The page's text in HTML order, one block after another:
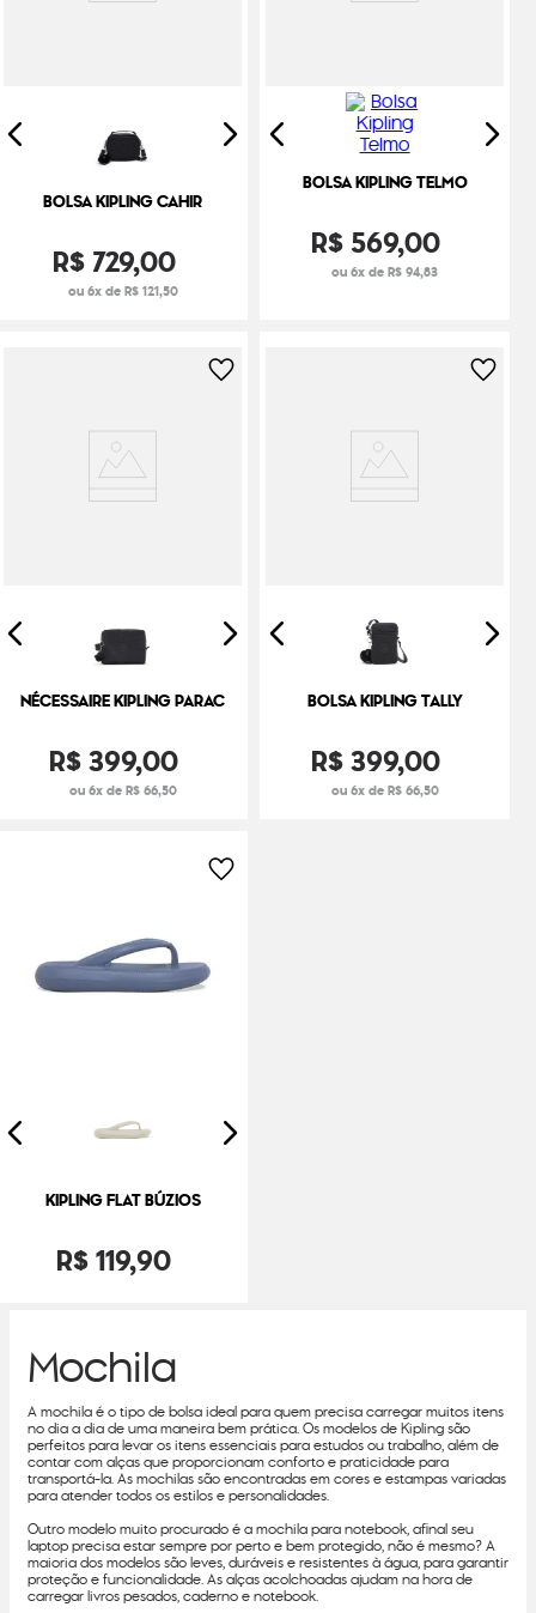
BOLSA KIPLING CAHIR
R$ 729,00
ou 6x de R$ 121,50
BOLSA KIPLING TELMO
R$569,00
ou 6x de R$ 94,83
NÉCESSAIRE KIPLING PARAC
R$399,00
ou 6x de R$ 66,50
BOLSA KIPLING TALLY
R$399,00
ou 6x de R$ 66,50
KIPLING FLAT BÚZIOS
R$119,90
Mochila
A mochila é o tipo de bolsa ideal para quem precisa carregar muitos itens
no dia a dia de uma maneira bem prática. Os modelos de Kipling são
perfeitos para levar os itens essenciais para estudos ou trabalho, além de
contar com alças que proporcionam conforto e praticidade para
transportá-la. As mochilas são encontradas em cores e estampas variadas
para atender todos os estilos e personalidades.
Outro modelo muito procurado é a mochila para notebook, afinal seu
laptop precisa estar sempre por perto e bem protegido, não é mesmo? A
maioria dos modelos são leves, duráveis e resistentes à água, para garantir
proteção e funcionalidade. As alças acolchoadas ajudam na hora de
carregar livros pesados, caderno e notebook.